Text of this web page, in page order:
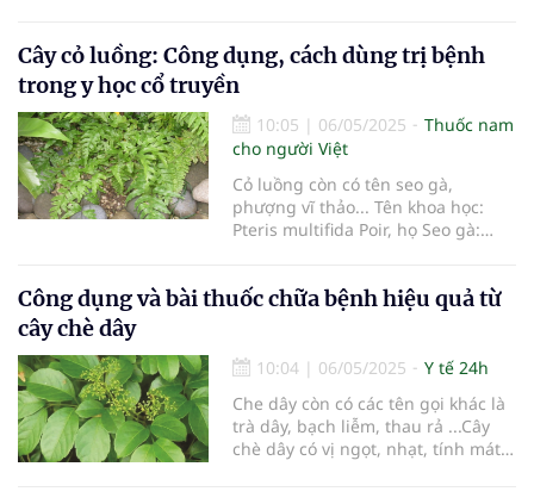
dụng đặc biệt trong điều trị các
bệnh về tiêu hóa và gan mật.
Không chỉ được các danh y cổ
truyền
Cây cỏ luồng: Công dụng, cách dùng trị bệnh
trong y học cổ truyền
10:05 | 06/05/2025
Thuốc nam
cho người Việt
Cỏ luồng còn có tên seo gà,
phượng vĩ thảo... Tên khoa học:
Pteris multifida Poir, họ Seo gà:
vách đá, vách đất, quanh thành
thu hái quanh năm. Sau đây là một
Công dụng và bài thuốc chữa bệnh hiệu quả từ
cây chè dây
10:04 | 06/05/2025
Y tế 24h
Che dây còn có các tên gọi khác là
trà dây, bạch liễm, thau rả ...Cây
chè dây có vị ngọt, nhạt, tính mát.